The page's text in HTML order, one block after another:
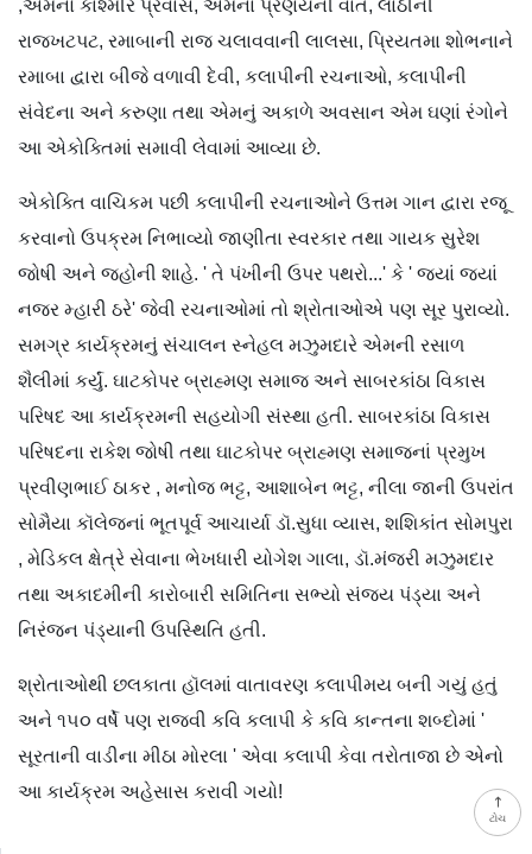
ટોચ
,એમનો કાશ્મીર પ્રવાસ, એમના પ્રણયની વાત, લાઠીની
રાજખટપટ, રમાબાની રાજ ચલાવવાની લાલસા, પ્રિયતમા શોભનાને
રમાબા દ્વારા બીજે વળાવી દેવી, કલાપીની રચનાઓ, કલાપીની
સંવેદના અને કરુણા તથા એમનું અકાળે અવસાન એમ ઘણાં રંગોને
આ એકોક્તિમાં સમાવી લેવામાં આવ્યા છે.
એકોક્તિ વાચિકમ પછી કલાપીની રચનાઓને ઉત્તમ ગાન દ્વારા રજૂ
કરવાનો ઉપક્રમ નિભાવ્યો જાણીતા સ્વરકાર તથા ગાયક સુરેશ
જોષી અને જ્હોની શાહે. ' તે પંખીની ઉપર પથરો...' કે ' જ્યાં જ્યાં
નજર મ્હારી ઠરે' જેવી રચનાઓમાં તો શ્રોતાઓએ પણ સૂર પુરાવ્યો.
સમગ્ર કાર્યક્રમનું સંચાલન સ્નેહલ મઝુમદારે એમની રસાળ
શૈલીમાં કર્યું. ઘાટકોપર બ્રાહ્મણ સમાજ અને સાબરકાંઠા વિકાસ
પરિષદ આ કાર્યક્રમની સહયોગી સંસ્થા હતી. સાબરકાંઠા વિકાસ
પરિષદના રાકેશ જોષી તથા ઘાટકોપર બ્રાહ્મણ સમાજનાં પ્રમુખ
પ્રવીણભાઈ ઠાકર , મનોજ ભટ્ટ, આશાબેન ભટ્ટ, નીલા જાની ઉપરાંત
સોમૈયા કૉલેજનાં ભૂતપૂર્વ આચાર્યા ડૉ.સુધા વ્યાસ, શશિકાંત સોમપુરા
, મેડિકલ ક્ષેત્રે સેવાના ભેખધારી યોગેશ ગાલા, ડૉ.મંજરી મઝુમદાર
તથા અકાદમીની કારોબારી સમિતિના સભ્યો સંજય પંડ્યા અને
નિરંજન પંડ્યાની ઉપસ્થિતિ હતી.
શ્રોતાઓથી છલકાતા હૉલમાં વાતાવરણ કલાપીમય બની ગયું હતું
અને ૧૫૦ વર્ષે પણ રાજવી કવિ કલાપી કે કવિ કાન્તના શબ્દોમાં '
સૂરતાની વાડીના મીઠા મોરલા ' એવા કલાપી કેવા તરોતાજા છે એનો
આ કાર્યક્રમ અહેસાસ કરાવી ગયો!